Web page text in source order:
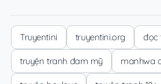
Truyentini truyentini.org đọc
truyện tranh đam mỹ manhwa